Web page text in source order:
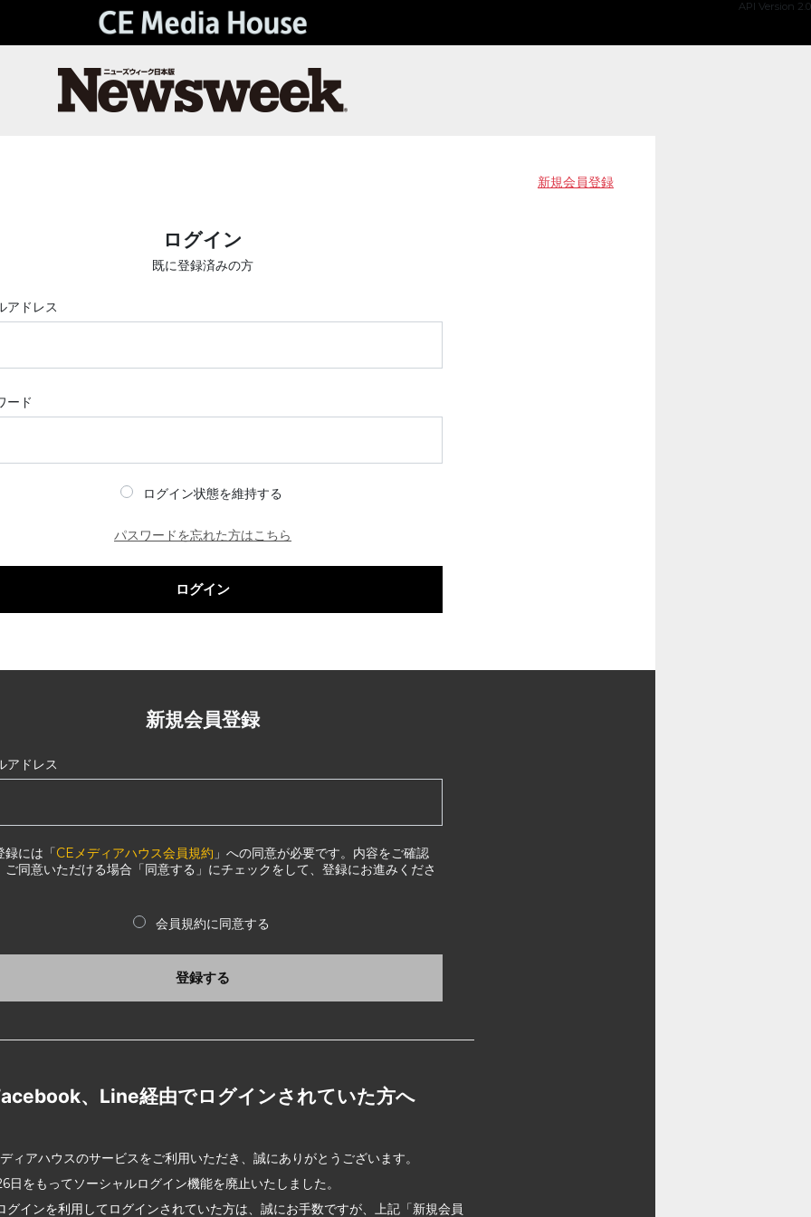
API Version 2.0
新規会員登録
ログイン
既に登録済みの方
アドレス
ード
ログイン状態を維持する
パスワードを忘れた方はこちら
ログイン
新規会員登録
アドレス
録には「CEメディアハウス会員規約 」への同意が必要です。内容をご確認
ご同意いただける場合「同意する」にチェックをして、登録にお進みくださ
会員規約に同意する
登録する
、Line経由でログインされていた方へ
ィアハウスのサービスをご利用いただき、誠にありがとうございます。
日をもってソーシャルログイン機能を廃止いたしました。
グインを利用してログインされていた方は、誠にお手数ですが、上記「新規会員